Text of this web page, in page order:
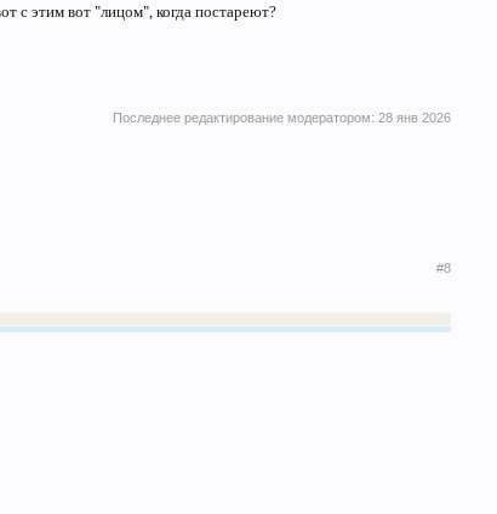
с этим вот "лицом", когда постареют?
Последнее редактирование модератором: 28 янв 2026
#8